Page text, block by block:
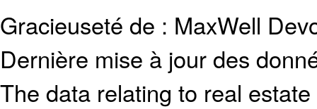
Gracieuseté de : MaxWell
Dernière mise à jour des
The data relating to real